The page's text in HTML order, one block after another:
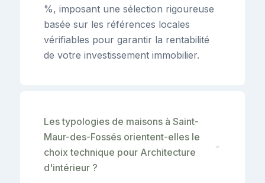
%, imposant une sélection rigoureuse
basée sur les références locales
vérifiables pour garantir la rentabilité
de votre investissement immobilier.
Les typologies de maisons à Saint-
Maur-des-Fossés orientent-elles le
choix technique pour Architecture
d'intérieur ?
⌄